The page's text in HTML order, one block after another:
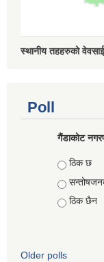
स्थानीय तहहरुको
Poll
गैंडाकोट
Choices
ठिक छ
ठिक छैन
Older polls